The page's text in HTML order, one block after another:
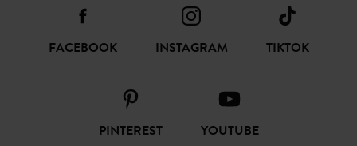
FACEBOOK INSTAGRAM TIKTOK
PINTEREST YOUTUBE